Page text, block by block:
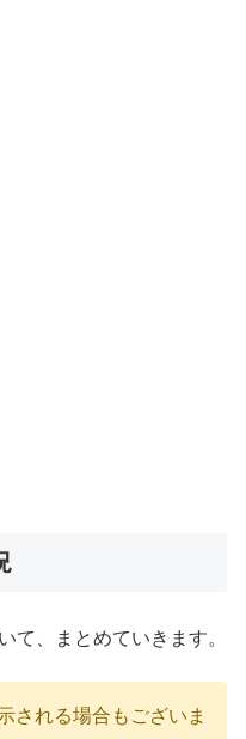
て、まとめていきます。
される場合もございま